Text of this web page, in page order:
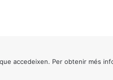
accedeixen. Per obtenir més